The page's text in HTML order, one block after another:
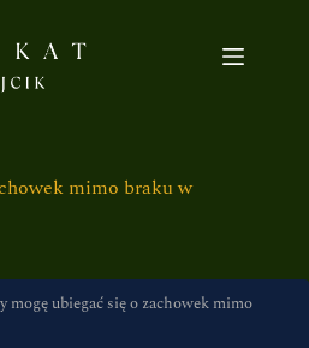
mimo braku w
mogę ubiegać się o zachowek mimo